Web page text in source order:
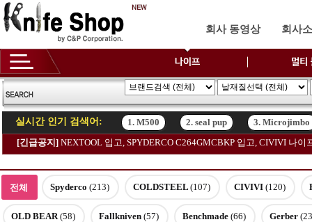
회사 동영상 회사
실시간 인기 검색어: 1. M500 2. seal pup
3. Microjimbo
1. M500
2. seal pup 3. Microjimbo
[긴급공지] NEXTOOL 입고, SPYDERCO C264GMCBKP 입고, CIVIVI 나
전체 Spyderco (213) COLDSTEEL (107) CIVIVI (120)
OLD BEAR(58) Fallkniven (57) Benchmade (66) Gerber